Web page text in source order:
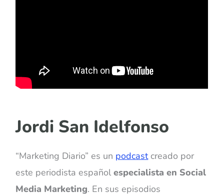
Jordi San Idelfonso
“Marketing Diario” es un podcastcreado por
este periodista españolespecialista en Social
Media Marketing. En sus episodios